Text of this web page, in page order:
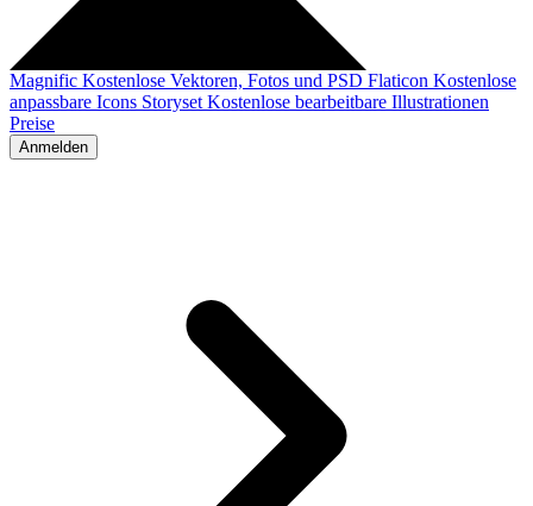
Magnific Kostenlose Vektoren, Fotos und PSD Flaticon Kostenlose
anpassbare Icons Storyset Kostenlose bearbeitbare Illustrationen
Preise
Anmelden